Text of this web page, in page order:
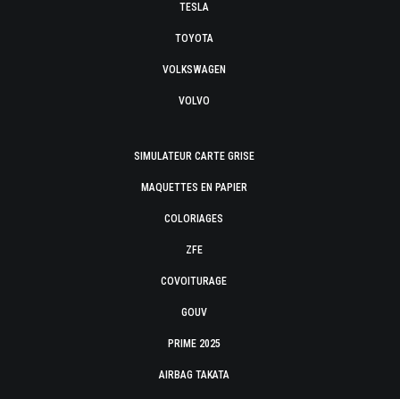
TESLA
TOYOTA
VOLKSWAGEN
VOLVO
SIMULATEUR CARTE GRISE
MAQUETTES EN PAPIER
COLORIAGES
ZFE
COVOITURAGE
GOUV
PRIME 2025
AIRBAG TAKATA